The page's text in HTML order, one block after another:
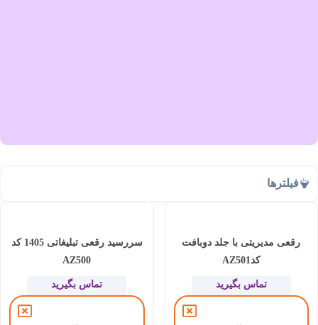
فیلترها
رقعی مدیریتی با جلد دو‌بافت
کدAZ501
تماس بگیرید
سررسید رقعی تبلیغاتی 1405 کد
AZ500
تماس بگیرید